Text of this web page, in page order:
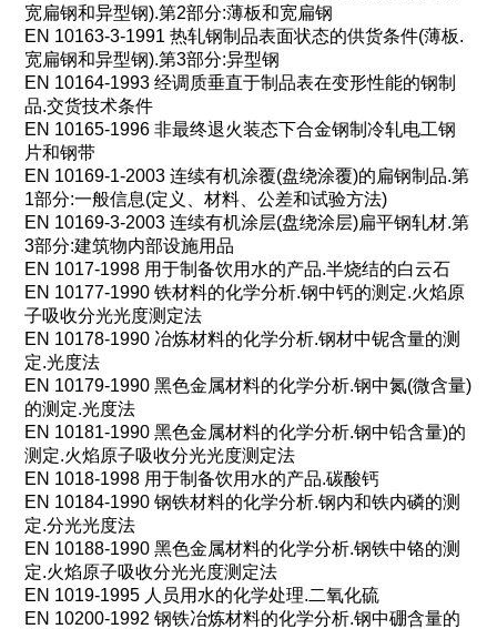
宽扁钢和异型钢).第2部分:薄板和宽扁钢
EN 10163-3-1991热轧钢制品表面状态的供货条件(薄板.
宽扁钢和异型钢).第3部分:异型钢
EN 10164-1993经调质垂直于制品表在变形性能的钢制
品.交货技术条件
EN 10165-1996非最终退火装态下合金钢制冷轧电工钢
片和钢带
EN 10169-1-2003连续有机涂覆(盘绕涂覆)的扁钢制品.第
1部分:一般信息(定义、材料、公差和试验方法)
EN 10169-3-2003连续有机涂层(盘绕涂层)扁平钢轧材.第
3部分:建筑物内部设施用品
EN 1017-1998 用于制备饮用水的产品.半烧结的白云石
EN 10177-1990铁材料的化学分析.钢中钙的测定.火焰原
子吸收分光光度测定法
EN 10178-1990 冶炼材料的化学分析.钢材中铌含量的测
定.光度法
EN 10179-1990黑色金属材料的化学分析.钢中氮(微含量)
的测定.光度法
EN 10181-1990黑色金属材料的化学分析.钢中铅含量)的
测定.火焰原子吸收分光光度测定法
EN 1018-1998 用于制备饮用水的产品.碳酸钙
EN 10184-1990钢铁材料的化学分析.钢内和铁内磷的测
定.分光光度法
EN 10188-1990黑色金属材料的化学分析.钢铁中铬的测
定.火焰原子吸收分光光度测定法
EN 1019-1995 人员用水的化学处理.二氧化硫
EN 10200-1992钢铁冶炼材料的化学分析.钢中硼含量的